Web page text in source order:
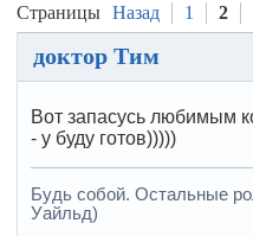
Страницы Назад 1 2
доктор Тим
Вот запасусь любимым
- у буду готов)))))
Будь собой. Остальные
Уайльд)